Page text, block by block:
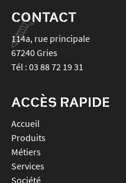
CONTACT
114a, rue principale
67240Gries
Tél : 03 88 72 19 31
ACCÈS RAPIDE
Accueil
Produits
Métiers
Services
Société